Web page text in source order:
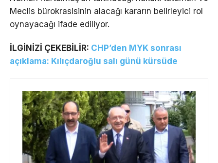
Meclis bürokrasisinin alacağı kararın belirleyici rol
oynayacağı ifade ediliyor.
İLGİNİZİ ÇEKEBİLİR: CHP’den MYK sonrası
açıklama: Kılıçdaroğlu salı günü kürsüde